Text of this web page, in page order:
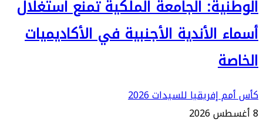
الوطنية: الجامعة الملكية تمنع استغلال
أسماء الأندية الأجنبية في الأكاديميات
الخاصة
كأس أمم إفريقيا للسيدات 2026
8 أغسطس 2026